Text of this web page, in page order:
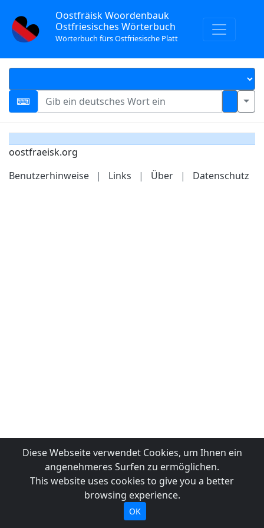
Oostfräisk Woordenbauk
Ostfriesisches Wörterbuch
Wörterbuch fürs Ostfriesische Platt
oostfraeisk.org
Benutzerhinweise
| Links | Über | Datenschutz
Diese Webseite verwendet Cookies, um Ihnen ein
angenehmeres Surfen zu ermöglichen.
This website uses cookies to give you a better
browsing experience.
OK